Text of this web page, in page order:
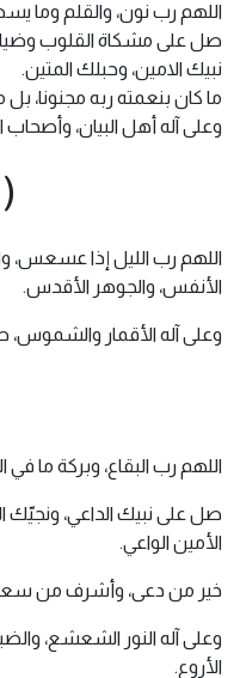
اللهم رب نون، والقلم وما
صل على مشكاة القلوب
نبيك الامين، وحبلك المتين.
ما كان بنعمته ربه مجنونا، بل
وعلى آله أهل البيان، وأصحاب
اللهم رب الليل إذا عسعس،
الأنفس، والجوهر الأقدس.
وعلى آله الأقمار
اللهم رب البقاع، وبركة ما في
صل على نبيك الداعي، ونجيّك
الأمين الواعي.
خير من دعى، وأشرف من
وعلى آله النور الشعشع،
الأروع.